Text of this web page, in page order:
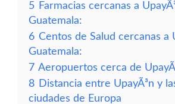
5 Farmacias cercanas a
Guatemala:
6 Centos de Salud cercanas a
Guatemala:
7 Aeropuertos cerca de
8 Distancia entre UpayÃ³n y
ciudades de Europa